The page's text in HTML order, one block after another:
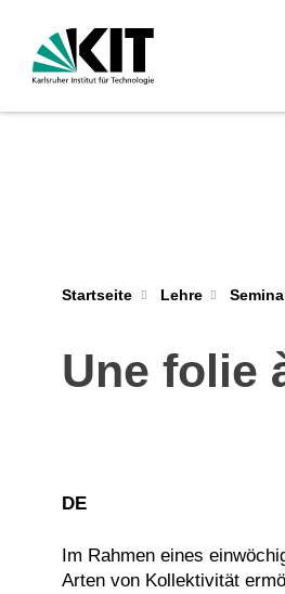
Startseite Lehre
Une folie
DE
Im Rahmen eines
Arten von Kollektivität